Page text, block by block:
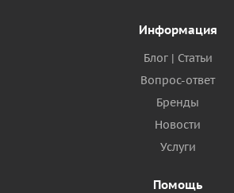
Информация
Блог | Статьи
Вопрос-ответ
Бренды
Новости
Услуги
Помощь